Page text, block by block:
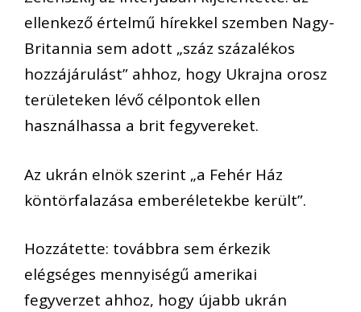
ellenkező értelmű hírekkel szemben Nagy-
Britannia sem adott „száz százalékos
hozzájárulást” ahhoz, hogy Ukrajna orosz
területeken lévő célpontok ellen
használhassa a brit fegyvereket.
Az ukrán elnök szerint „a Fehér Ház
köntörfalazása emberéletekbe került”.
Hozzátette: továbbra sem érkezik
elégséges mennyiségű amerikai
fegyverzet ahhoz, hogy újabb ukrán